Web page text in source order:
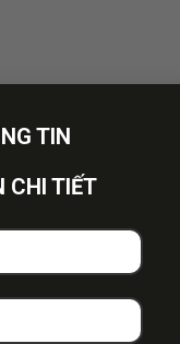
TIN
CHI TIẾT